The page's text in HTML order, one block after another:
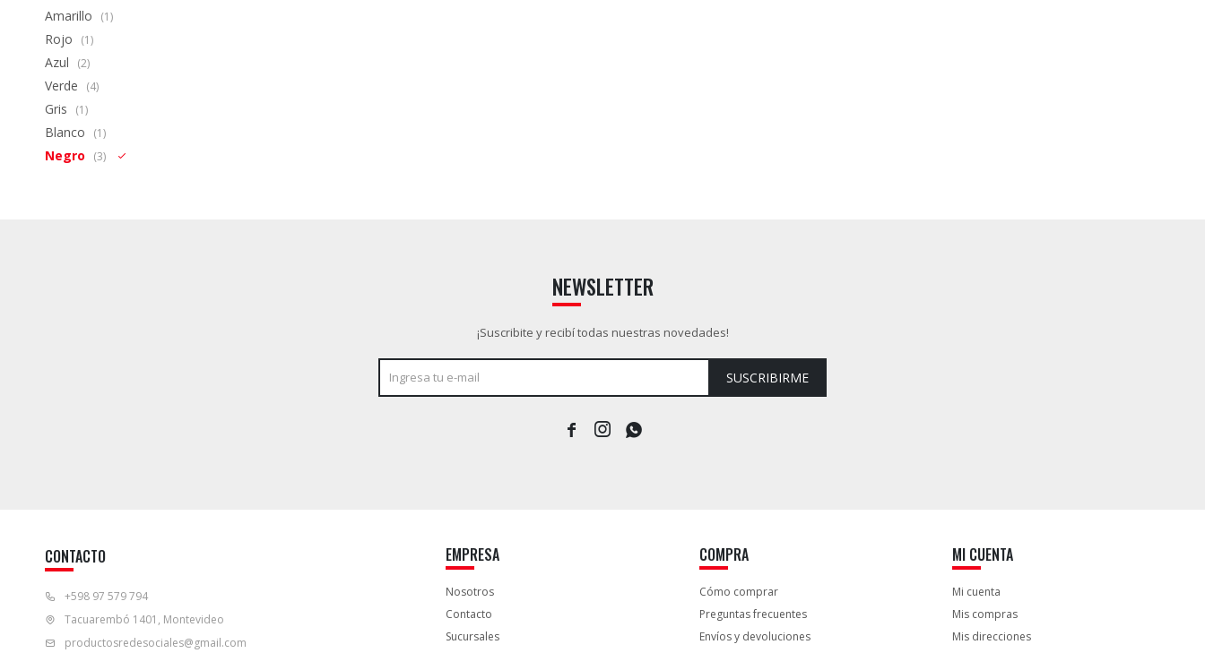
Amarillo (1)
Rojo (1)
Azul (2)
Verde (4)
Gris (1)
Blanco (1)
Negro (3)
CONTACTO
+598 97 579 794
Tacuarembó 1401, Montevideo
productosredesociales@gmail.com
EMPRESA
Nosotros
Contacto
Sucursales
COMPRA
Cómo comprar
Preguntas frecuentes
Envíos y devoluciones
MI CUENTA
Mi cuenta
Mis compras
Mis direcciones
NEWSLETTER
¡Suscribite y recibí todas nuestras novedades!
SUSCRIBIRME
  